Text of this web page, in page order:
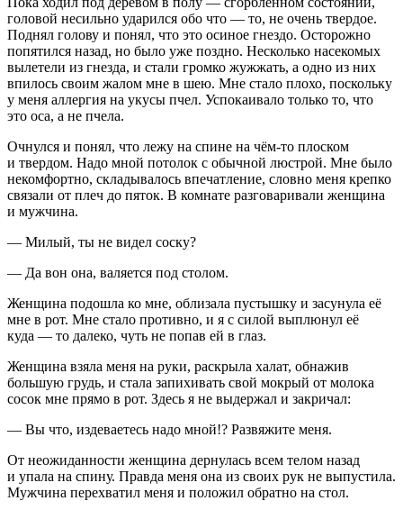
головой несильно ударился обо что — то, не очень твердое.
Поднял голову и понял, что это осиное гнездо. Осторожно
попятился назад, но было уже поздно. Несколько насекомых
вылетели из гнезда, и стали громко жужжать, а одно из них
впилось своим жалом мне в шею. Мне стало плохо, поскольку
у меня аллергия на укусы пчел. Успокаивало только то, что
это оса, а не пчела.
Очнулся и понял, что лежу на спине на чём-то плоском
и твердом. Надо мной потолок с обычной люстрой. Мне было
некомфортно, складывалось впечатление, словно меня крепко
связали от плеч до пяток. В комнате разговаривали женщина
и мужчина.
— Милый, ты не видел соску?
— Да вон она, валяется под столом.
Женщина подошла ко мне, облизала пустышку и засунула её
мне в рот. Мне стало противно, и я с силой выплюнул её
куда — то далеко, чуть не попав ей в глаз.
Женщина взяла меня на руки, раскрыла халат, обнажив
большую грудь, и стала запихивать свой мокрый от молока
сосок мне прямо в рот. Здесь я не выдержал и закричал:
— Вы что, издеваетесь надо мной!? Развяжите меня.
От неожиданности женщина дернулась всем телом назад
и упала на спину. Правда меня она из своих рук не выпустила.
Мужчина перехватил меня и положил обратно на стол.